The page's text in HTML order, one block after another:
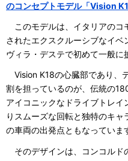
のコンセプトモデル「Vision
このモデルは、イタリアのコ
されたエクスクルーシブなイベ
ヴィラ・デステで初めて一般に
Vision K18の心臓部であり、
割を担っているのが、伝統の
アイコニックなドライブトレ
りスムーズな回転と独特のキ
の車両の出発点ともなっていま
そのデザインは、コンコルド